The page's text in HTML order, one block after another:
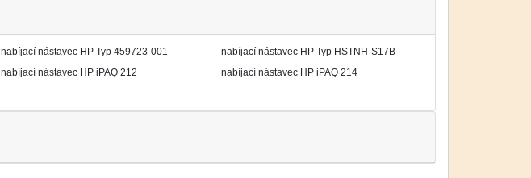
nabíjací nástavec HP Typ 459723-001
nabíjací nástavec HP Typ HSTNH-S17B
nabíjací nástavec HP iPAQ 212
nabíjací nástavec HP iPAQ 214